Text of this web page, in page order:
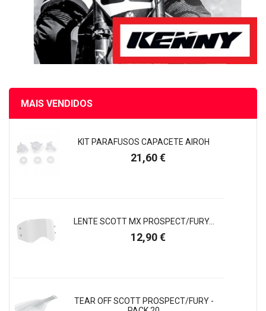
MAIS VENDIDOS
KIT PARAFUSOS CAPACETE AIROH
Preço
21,60 €
LENTE SCOTT MX PROSPECT/FURY...
Preço
12,90 €
TEAR OFF SCOTT PROSPECT/FURY -